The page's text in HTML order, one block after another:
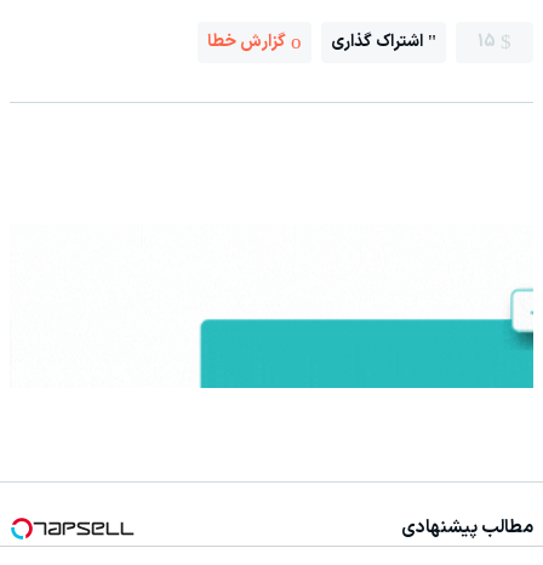
15 اشتراک گذاری گزارش خطا
مطالب پیشنهادی